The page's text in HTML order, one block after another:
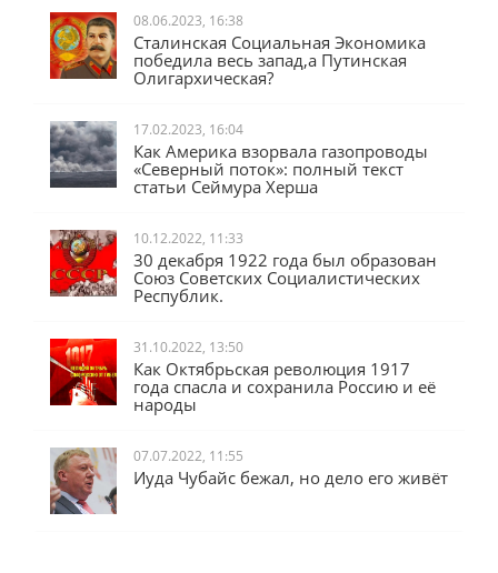
08.06.2023, 16:38
Сталинская Социальная Экономика
победила весь запад,а Путинская
Олигархическая?
17.02.2023, 16:04
Как Америка взорвала газопроводы
«Северный поток»: полный текст
статьи Сеймура Херша
10.12.2022, 11:33
30 декабря 1922 года был образован
Союз Советских Социалистических
Республик.
31.10.2022, 13:50
Как Октябрьская революция 1917
года спасла и сохранила Россию и её
народы
07.07.2022, 11:55
Иуда Чубайс бежал, но дело его живёт